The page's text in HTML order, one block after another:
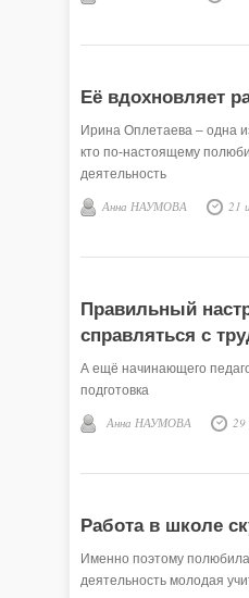
Её вдохновляет
Ирина Оплетаева – одна
кто по-настоящему
деятельность
Анна НАУМОВА 21
Правильный
справляться с
А ещё начинающего
подготовка
Анна НАУМОВА 29
Работа в школе
Именно поэтому полюбила
деятельность молодая